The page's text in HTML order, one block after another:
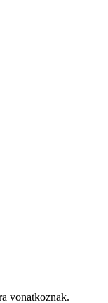
vonatkoznak.